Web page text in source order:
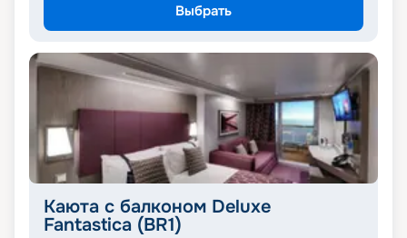
Выбрать
Каюта с балконом Deluxe
Fantastica (BR1)